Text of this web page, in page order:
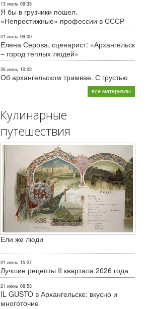
13 июль 09:33
Я бы в грузчики пошел.
«Непрестижные» профессии в СССР
01 июль 09:00
Елена Серова, сценарист: «Архангельск
– город теплых людей»
26 июнь 10:02
Об архангельском трамвае. С грустью
все материалы
Кулинарные
путешествия
Ели же люди
01 июль 15:27
Лучшие рецепты II квартала 2026 года
21 июнь 09:53
IL GUSTO в Архангельске: вкусно и
многоточие